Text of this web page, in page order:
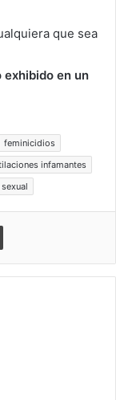
que sea
en un
feminicidios
infamantes